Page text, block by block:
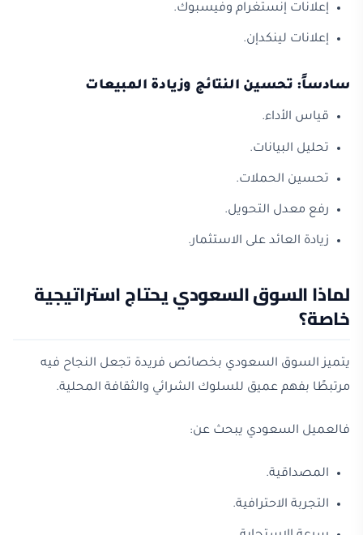
إعلانات إنستغرام وفيسبوك.
إعلانات لينكدإن.
سادساً: تحسين النتائج وزيادة المبيعات
قياس الأداء.
تحليل البيانات.
تحسين الحملات.
رفع معدل التحويل.
زيادة العائد على الاستثمار.
لماذا السوق السعودي يحتاج استراتيجية
خاصة؟
يتميز السوق السعودي بخصائص فريدة تجعل النجاح فيه
مرتبطًا بفهم عميق للسلوك الشرائي والثقافة المحلية.
فالعميل السعودي يبحث عن:
المصداقية.
التجربة الاحترافية.